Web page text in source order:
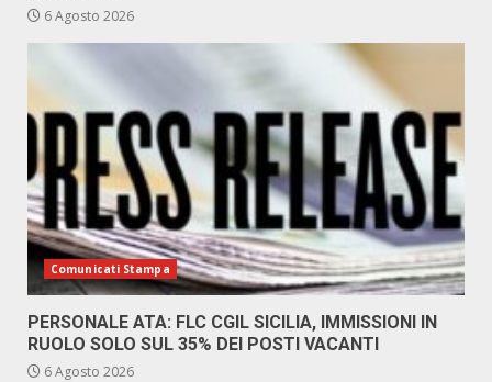
6 Agosto 2026
Comunicati Stampa
PERSONALE ATA: FLC CGIL SICILIA, IMMISSIONI IN
RUOLO SOLO SUL 35% DEI POSTI VACANTI
6 Agosto 2026